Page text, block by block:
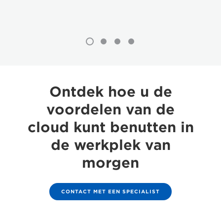
Ontdek hoe u de
voordelen van de
cloud kunt benutten in
de werkplek van
morgen
CONTACT MET EEN SPECIALIST